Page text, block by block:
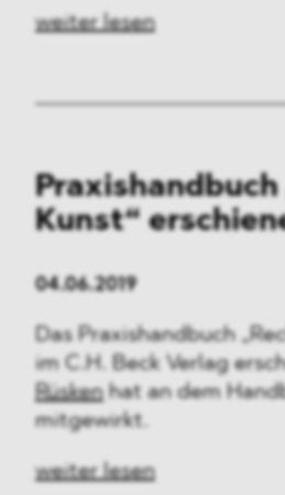
weiter lesen
Kunst“
04.06.2019
Das Praxishandbuch
im C.H. Beck Verlag
Rüskenhat an dem
mitgewirkt.
weiter lesen